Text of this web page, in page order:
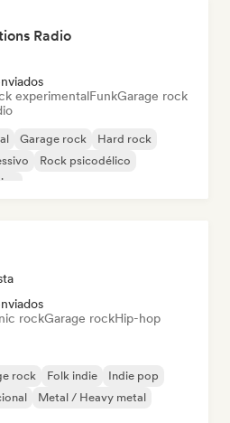
Radio
experimentalFunkGarage rock
Garage rock
Hard rock
Rock psicodélico
rockGarage rockHip-hop
rock Folk indie
Indie pop
Metal / Heavy metal